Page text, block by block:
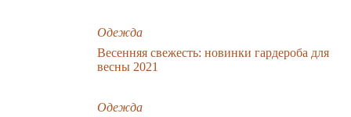
Одежда
Весенняя свежесть: новинки гардероба для
весны 2021
Одежда